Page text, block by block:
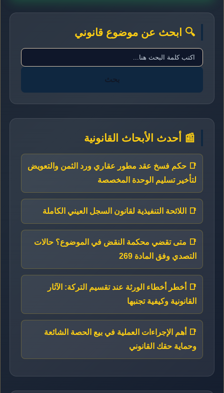
🔍 ابحث عن موضوع قانوني
بحث
📰 أحدث الأبحاث القانونية
📑 حكم فسخ عقد مطور عقاري ورد الثمن والتعويض
لتأخير تسليم الوحدة المخصصة
📑 اللائحة التنفيذية لقانون السجل العيني الكاملة
📑 متى تقضي محكمة النقض في الموضوع؟ حالات
التصدي وفق المادة 269
📑 أخطر أخطاء الورثة عند تقسيم التركة: الآثار
القانونية وكيفية تجنبها
📑 أهم الإجراءات العملية في بيع الحصة الشائعة
وحماية حقك القانوني